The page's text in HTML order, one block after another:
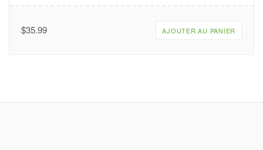
$35.99 AJOUTER AU PANIER